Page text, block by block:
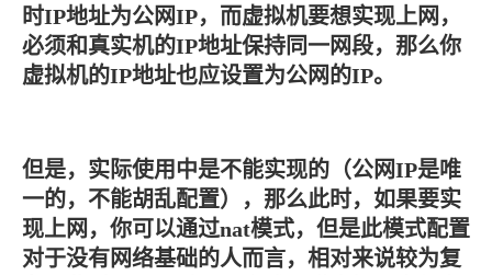
时IP地址为公网IP，而虚拟机要想实现上网，
必须和真实机的IP地址保持同一网段，那么你
虚拟机的IP地址也应设置为公网的IP。
但是，实际使用中是不能实现的（公网IP是唯
一的，不能胡乱配置），那么此时，如果要实
现上网，你可以通过nat模式，但是此模式配置
对于没有网络基础的人而言，相对来说较为复